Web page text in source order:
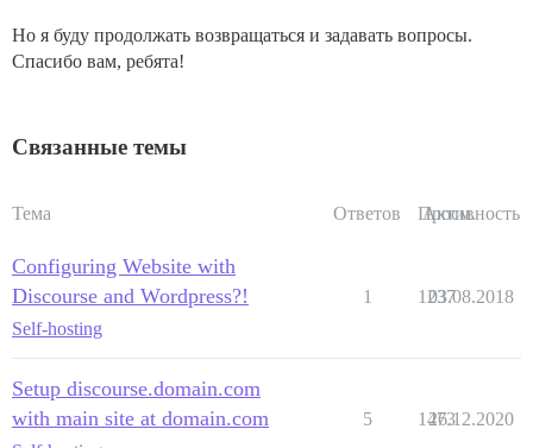
Но я буду продолжать возвращаться и задавать вопросы.
Спасибо вам, ребята!
Связанные темы
Тема Ответов Просм.
Активность
Configuring Website with
Discourse and Wordpress?!
Self-hosting
1 1237
03.08.2018
Setup discourse.domain.com
with main site at domain.com
5 1473
26.12.2020